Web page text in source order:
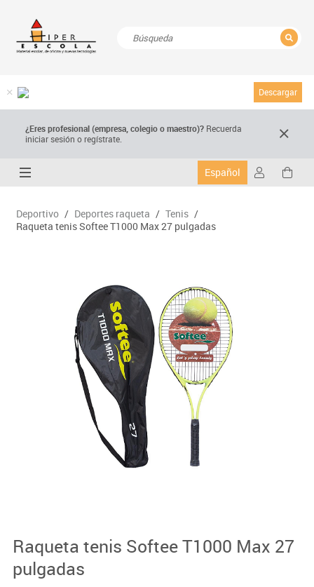
Descargar
¿Eres profesional (empresa, colegio o maestro)? Recuerda
iniciar sesión o regístrate.
Español
Deportivo / Deportes raqueta / Tenis /
Raqueta tenis Softee T1000 Max 27 pulgadas
Raqueta tenis Softee T1000 Max 27
pulgadas